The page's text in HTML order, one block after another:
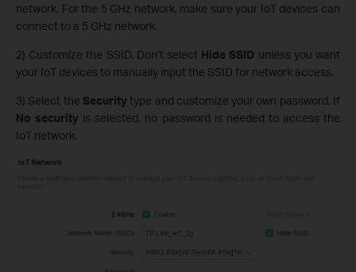
network. For the 5 GHz network, make sure your IoT devices can
connect to a 5 GHz network.
2) Customize the SSID. Don‘t select Hide SSID unless you want
your IoT devices to manually input the SSID for network access.
3) Select the Securitytype and customize your own password. If
No security is selected, no password is needed to access the
IoT network.